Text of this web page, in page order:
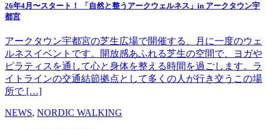
26年4月〜スタート！ 「自然と整うアークウェルネス」in アークタウン宇
都宮
アークタウン宇都宮の芝生広場で開催する、月に一度のウェ
ルネスイベントです。開放感あふれる芝生の空間で、ヨガや
ピラティスを通して心と身体を整える時間を過ごします。ラ
イトラインの交通結節拠点として多くの人が行き交うこの場
所で […]
NEWS, NORDIC WALKING